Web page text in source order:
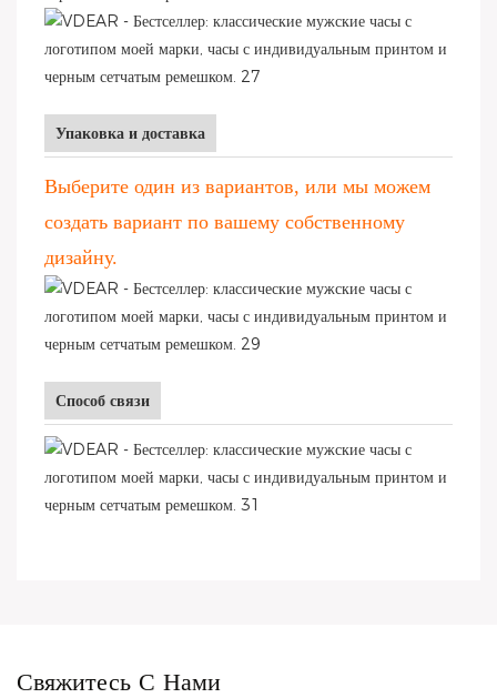
Упаковка и доставка
Выберите один из вариантов, или мы можем
создать вариант по вашему собственному
дизайну.
Способ связи
Свяжитесь С Нами